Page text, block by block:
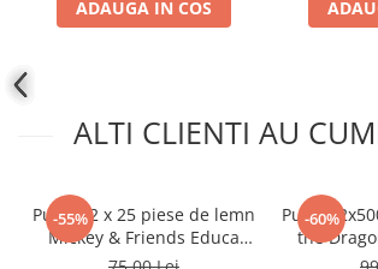
Disney Lorcana
Star Wars Unlimited
UniVersus CCG
Riftbound League of Legends TCG
Hololive
ADAUGA IN COS
ALTI CLIENTI AU
-55%
Puzzle 2 x 25 piese de lemn
Mickey & Friends Educa
18876
-60%
Puzzle
the